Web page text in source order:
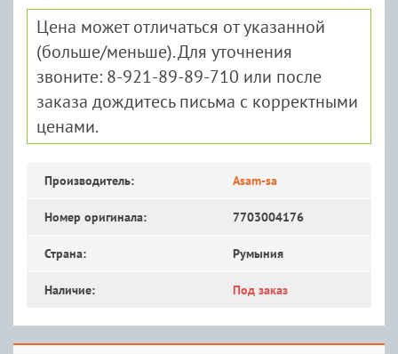
Цена может отличаться от указанной
(больше/меньше). Для уточнения
звоните: 8-921-89-89-710 или после
заказа дождитесь письма с корректными
ценами.
Производитель: Asam-sa
Номер оригинала: 7703004176
Страна: Румыния
Наличие: Под заказ